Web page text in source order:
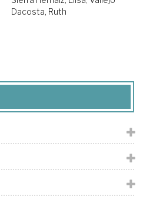
Dacosta, Ruth